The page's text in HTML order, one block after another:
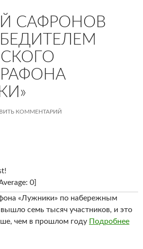
САФРОНОВ
КОММЕНТАРИЙ
0]
«Лужники» по набережным
семь тысяч участников, и это
чем в прошлом году Подробнее